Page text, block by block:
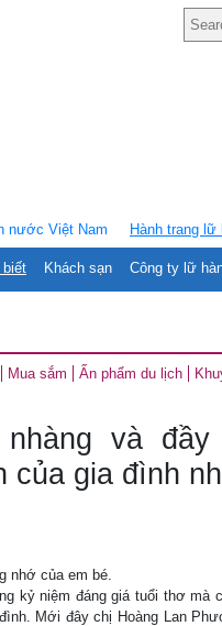
nước Việt Nam Hành trang lữ
biết Khách sạn Công ty lữ
Mua sắm Ấn phẩm du lịch
và đầy
của gia đình
nhớ của em bé.
kỷ niệm đáng giá tuổi thơ mà
Mới đây chị Hoàng Lan